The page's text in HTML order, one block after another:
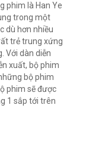
phim là Han Ye
trong một
dù hơn nhiều
trẻ trung xứng
Với dàn diễn
xuất, bộ phim
bộ phim
phim sẽ được
1 sắp tới trên